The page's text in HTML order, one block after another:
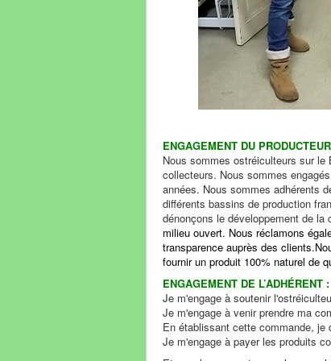
ENGAGEMENT DU
Nous sommes ostréiculteurs sur
collecteurs. Nous sommes
années. Nous sommes adhérents
différents bassins de production
dénonçons le développement de
milieu ouvert. Nous réclamons
transparence auprès des
fournir un produit 100% naturel de
ENGAGEMENT DE L’ADHÉRENT :
Je m'engage à soutenir
Je m'engage à venir prendre ma
En établissant cette commande, je
Je m'engage à payer les produits